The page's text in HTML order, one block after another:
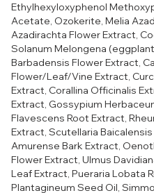
Ethylhexyloxyphenol
Acetate, Ozokerite, Melia
Azadirachta Flower Extract,
Solanum Melongena
Barbadensis Flower Extract,
Flower/Leaf/Vine Extract,
Extract, Corallina Officinalis
Extract, Gossypium
Flavescens Root Extract,
Extract, Scutellaria
Amurense Bark Extract,
Flower Extract, Ulmus
Leaf Extract, Pueraria Lobata
Plantagineum Seed Oil,